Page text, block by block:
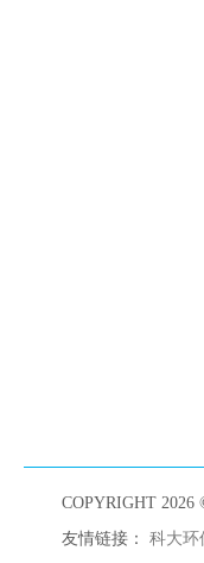
COPYRIGHT
友情链接： 科大环